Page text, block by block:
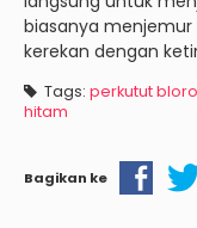
biasanya
kerekan dengan
Tags: perkutut
hitam
Bagikan ke